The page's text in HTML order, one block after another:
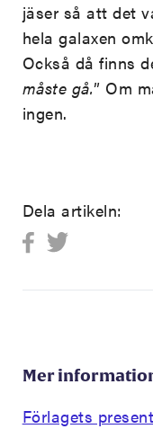
jäser så att det
hela galaxen
Också då finns
måste gå.” Om
ingen.
Dela artikeln:
Mer
Förlagets